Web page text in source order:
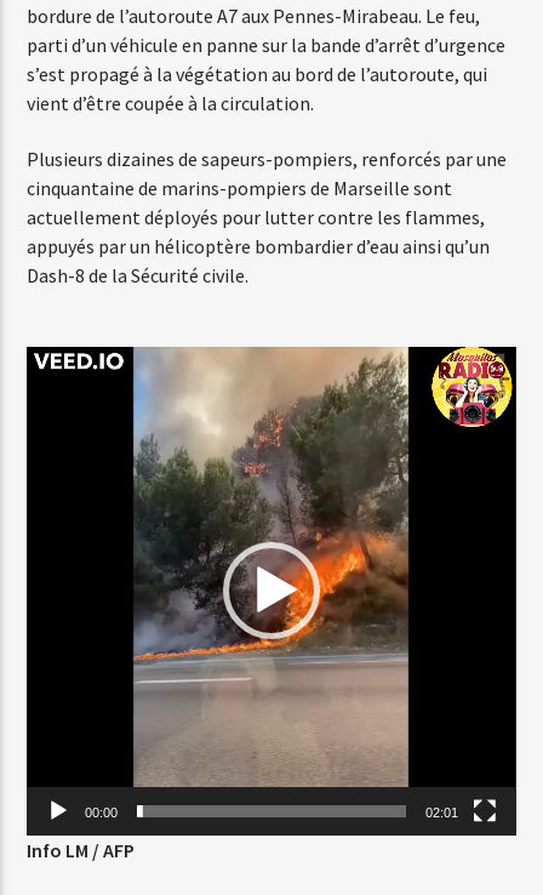
Web-Radio-Italia
bordure de l’autoroute A7 aux Pennes-Mirabeau. Le feu,
parti d’un véhicule en panne sur la bande d’arrêt d’urgence
s’est propagé à la végétation au bord de l’autoroute, qui
vient d’être coupée à la circulation.
Plusieurs dizaines de sapeurs-pompiers, renforcés par une
cinquantaine de marins-pompiers de Marseille sont
actuellement déployés pour lutter contre les flammes,
appuyés par un hélicoptère bombardier d’eau ainsi qu’un
Dash-8 de la Sécurité civile.
Lecteur
00:00 02:01
Info LM / AFP